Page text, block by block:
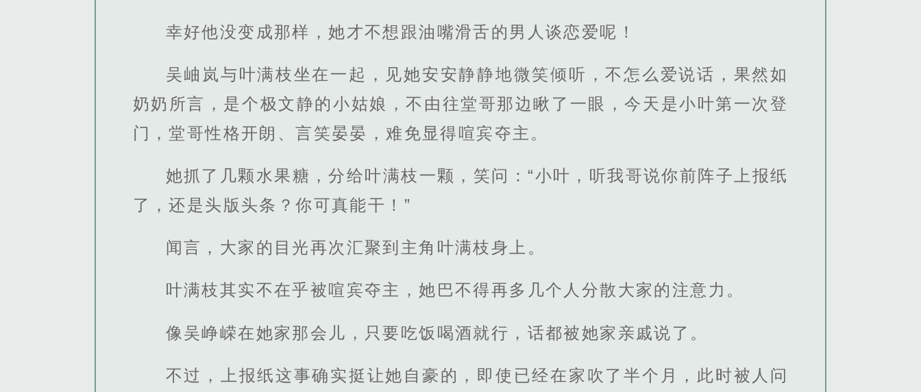
幸好他没变成那样，她才不想跟油嘴滑舌的男人谈恋爱呢！
吴岫岚与叶满枝坐在一起，见她安安静静地微笑倾听，不怎么爱说话，果然如
奶奶所言，是个极文静的小姑娘，不由往堂哥那边瞅了一眼，今天是小叶第一次登
门，堂哥性格开朗、言笑晏晏，难免显得喧宾夺主。
她抓了几颗水果糖，分给叶满枝一颗，笑问：“小叶，听我哥说你前阵子上报纸
了，还是头版头条？你可真能干！”
闻言，大家的目光再次汇聚到主角叶满枝身上。
叶满枝其实不在乎被喧宾夺主，她巴不得再多几个人分散大家的注意力。
像吴峥嵘在她家那会儿，只要吃饭喝酒就行，话都被她家亲戚说了。
不过，上报纸这事确实挺让她自豪的，即使已经在家吹了半个月，此时被人问